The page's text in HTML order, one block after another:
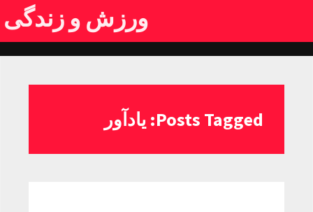
ورزش و زندگی
Posts Tagged: یادآور